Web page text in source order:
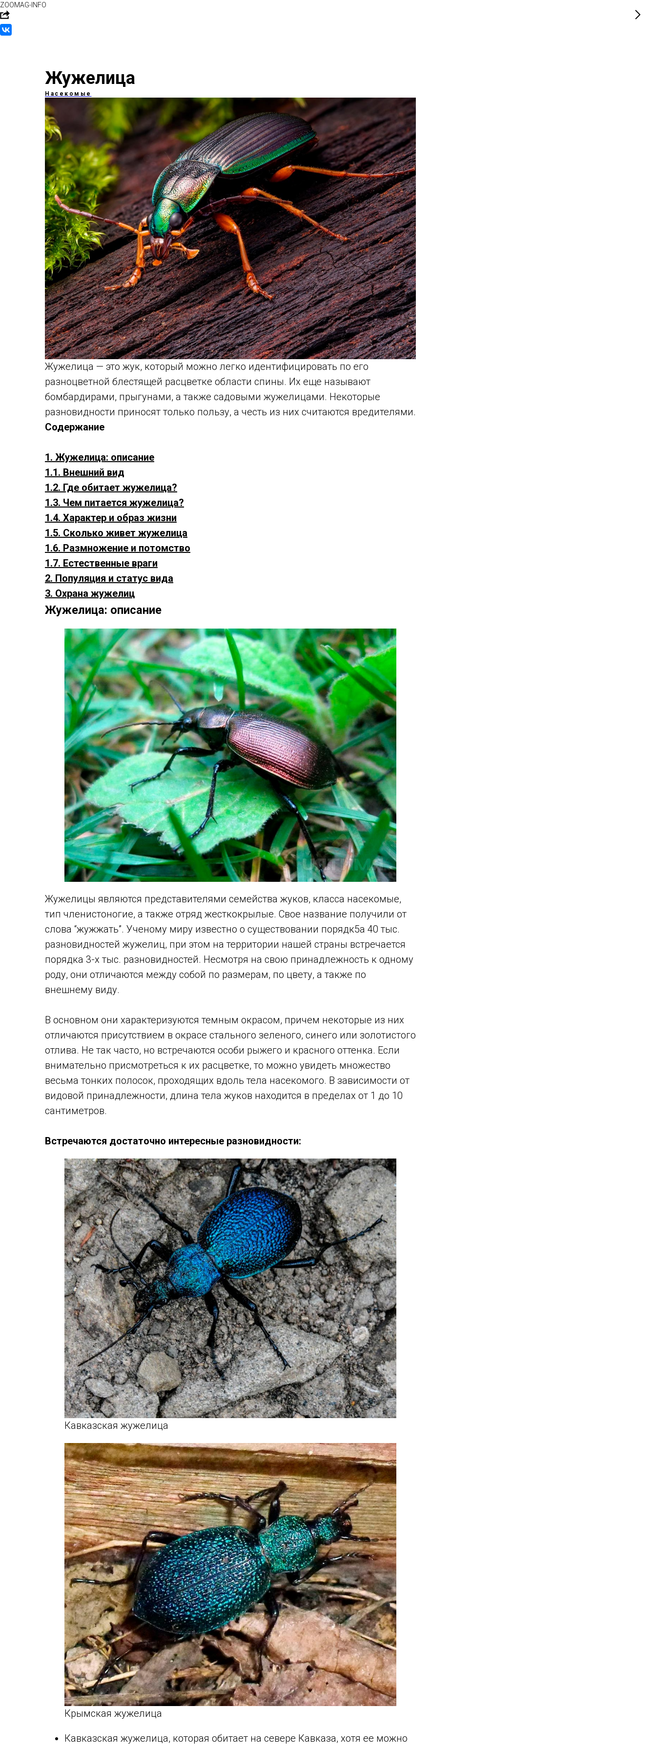
ZOOMAG-INFO
Жужелица
Насекомые
Жужелица — это жук, который можно легко идентифицировать по его
разноцветной блестящей расцветке области спины. Их еще называют
бомбардирами, прыгунами, а также садовыми жужелицами. Некоторые
разновидности приносят только пользу, а честь из них считаются вредителями.
Содержание
1. Жужелица: описание
1.1. Внешний вид
1.2. Где обитает жужелица?
1.3. Чем питается жужелица?
1.4. Характер и образ жизни
1.5. Сколько живет жужелица
1.6. Размножение и потомство
1.7. Естественные враги
2. Популяция и статус вида
3. Охрана жужелиц
Жужелица: описание
Жужелицы являются представителями семейства жуков, класса насекомые,
тип членистоногие, а также отряд жесткокрылые. Свое название получили от
слова “жужжать”. Ученому миру известно о существовании порядк5а 40 тыс.
разновидностей жужелиц, при этом на территории нашей страны встречается
порядка 3-х тыс. разновидностей. Несмотря на свою принадлежность к одному
роду, они отличаются между собой по размерам, по цвету, а также по
внешнему виду.
В основном они характеризуются темным окрасом, причем некоторые из них
отличаются присутствием в окрасе стального зеленого, синего или золотистого
отлива. Не так часто, но встречаются особи рыжего и красного оттенка. Если
внимательно присмотреться к их расцветке, то можно увидеть множество
весьма тонких полосок, проходящих вдоль тела насекомого. В зависимости от
видовой принадлежности, длина тела жуков находится в пределах от 1 до 10
сантиметров.
Встречаются достаточно интересные разновидности:
Кавказская жужелица
Крымская жужелица
Кавказская жужелица, которая обитает на севере Кавказа, хотя ее можно